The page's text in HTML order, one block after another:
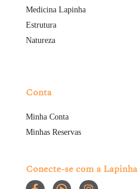
Medicina Lapinha
Estrutura
Natureza
Conta
Minha Conta
Minhas Reservas
Conecte-se com a Lapinha